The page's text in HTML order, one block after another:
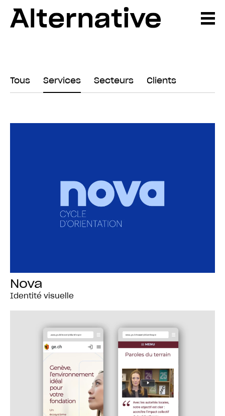
Tous Services Secteurs Clients
Nova
Identité visuelle